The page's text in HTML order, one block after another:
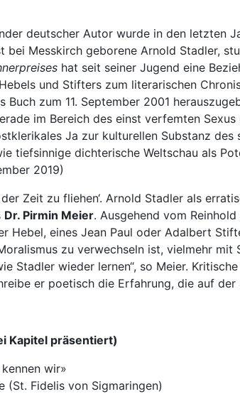
deutscher Autor wurde in den letzten
bei Messkirch geborene Arnold Stadler,
hat seit seiner Jugend eine
und Stifters zum literarischen
Buch zum 11. September 2001
im Bereich des einst verfemten
Ja zur kulturellen Substanz
tiefsinnige dichterische Weltschau als
2019)
der Zeit zu fliehen‘. Arnold Stadler als
Dr. Pirmin Meier. Ausgehend vom
Hebel, eines Jean Paul oder Adalbert
zu verwechseln ist, vielmehr
Stadler wieder lernen“, so Meier.
er poetisch die Erfahrung, die auf
Kapitel präsentiert)
wir»
(St. Fidelis von Sigmaringen)